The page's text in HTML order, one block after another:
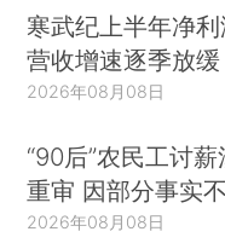
寒武纪上半年净
营收增速逐季放缓
2026年08月08日
“90后”农民工讨
重审 因部分事实
2026年08月08日